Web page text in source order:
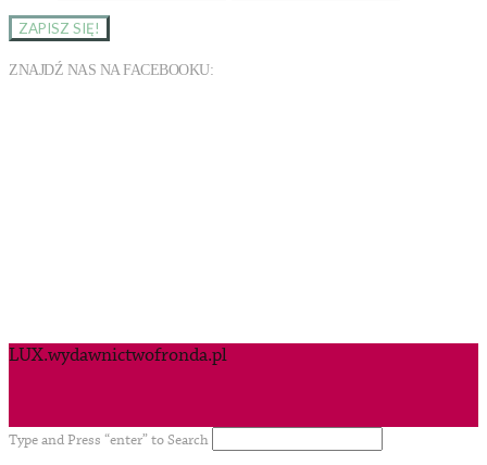
ZNAJDŹ NAS NA FACEBOOKU:
LUX.wydawnictwofronda.pl
Type and Press “enter” to Search